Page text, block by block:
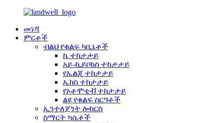
መነሻ
ምርቶች
ብልህ የቁልፍ ካቢኔቶች
ኬ ተከታታይ
አይ-ኪይቦክስ ተከታታይ
የኤልጂ ተከታታይ
ኤክስ ተከታታይ
የኦቶሞቲቭ ተከታታይ
ልዩ የቁልፍ ስርዓቶች
ኢንተለጀንት ሎከርስ
ስማርት ካሴቶች